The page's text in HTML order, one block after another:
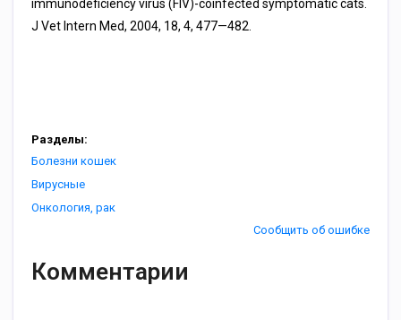
immunodeficiency virus (FIV)-coinfected symptomatic cats.
J Vet Intern Med, 2004, 18, 4, 477—482.
Разделы:
Болезни кошек
Вирусные
Онкология, рак
Сообщить об ошибке
Комментарии